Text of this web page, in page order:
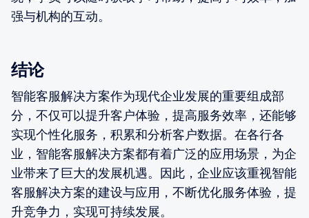
强与机构的互动。
结论
智能客服解决方案作为现代企业发展的重要组成部
分，不仅可以提升客户体验，提高服务效率，还能够
实现个性化服务，积累和分析客户数据。在各行各
业，智能客服解决方案都有着广泛的应用场景，为企
业带来了巨大的发展机遇。因此，企业应该重视智能
客服解决方案的建设与应用，不断优化服务体验，提
升竞争力，实现可持续发展。